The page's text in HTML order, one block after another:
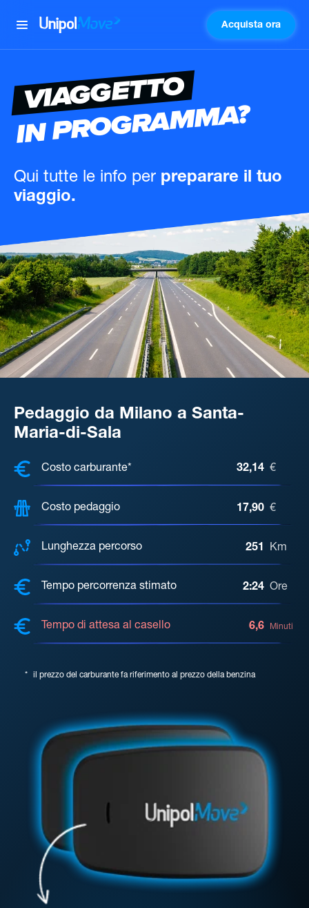
UnipolMove Acquista ora
VIAGGETTO
IN PROGRAMMA?
Qui tutte le info per preparare il tuo
viaggio.
Pedaggio da Milano a Santa-
Maria-di-Sala
COSTI, DISTANZA, TEMPO DI
Costo carburante* 32,14 €
Costo pedaggio 17,90 €
Lunghezza percorso 251 Km
Tempo percorrenza stimato 2:24 Ore
Tempo di attesa al casello 6,6 Minuti
* il prezzo del carburante fa riferimento al prezzo della benzina